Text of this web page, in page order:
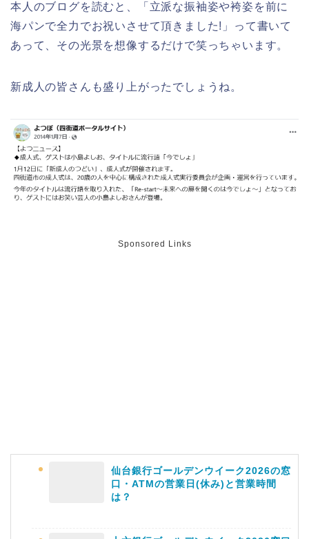
日岡山公園の桜(花見)2026の屋台・出
店はいつまで?ライトアップ情報も!
(出店)は?ライトアップ・駐車場も!
悠久山公園桜祭り2026の屋台や出店
熊谷桜祭り(花見)2026の屋台(出店)の
時間はいつまで?ライトアップも!
本人のブログを読むと、「立派な振袖姿や袴姿を前に
海パンで全力でお祝いさせて頂きました!」って書いて
あって、その光景を想像するだけで笑っちゃいます。
新成人の皆さんも盛り上がったでしょうね。
Sponsored Links
仙台銀行ゴールデンウイーク2026の窓
口・ATMの営業日(休み)と営業時間
は？